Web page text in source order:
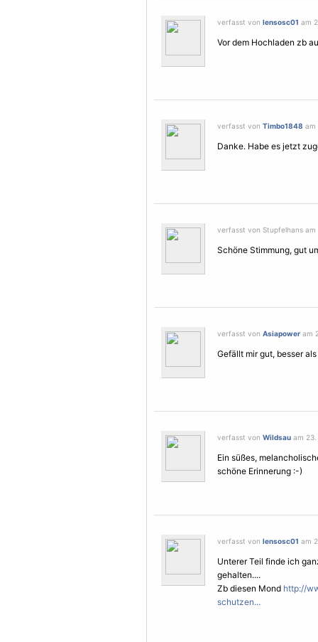
verfasst von lensosc01 am
Vor dem Hochladen zb
verfasst von Timbo1848 am
Danke. Habe es jetzt
verfasst von Stupfelhans am
Schöne Stimmung, gut
verfasst von Asiapower am
Gefällt mir gut, besser
verfasst von Wildsau am
Ein süßes,
schöne Erinnerung :-)
verfasst von lensosc01 am
Unterer Teil finde ich
gehalten....
Zb diesen Mond http://
schutzen...